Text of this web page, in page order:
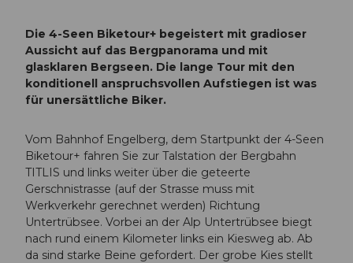
Die 4-Seen Biketour+ begeistert mit gradioser
Aussicht auf das Bergpanorama und mit
glasklaren Bergseen. Die lange Tour mit den
konditionell anspruchsvollen Aufstiegen ist was
für unersättliche Biker.
Vom Bahnhof Engelberg, dem Startpunkt der 4-Seen
Biketour+ fahren Sie zur Talstation der Bergbahn
TITLIS und links weiter über die geteerte
Gerschnistrasse (auf der Strasse muss mit
Werkverkehr gerechnet werden) Richtung
Untertrübsee. Vorbei an der Alp Untertrübsee biegt
nach rund einem Kilometer links ein Kiesweg ab. Ab
da sind starke Beine gefordert. Der grobe Kies stellt